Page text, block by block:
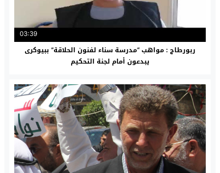
03:39
ربورطاج : مواهب “مدرسة سناء لفنون الحلاقة” ببيوكرى
يبدعون أمام لجنة التحكيم